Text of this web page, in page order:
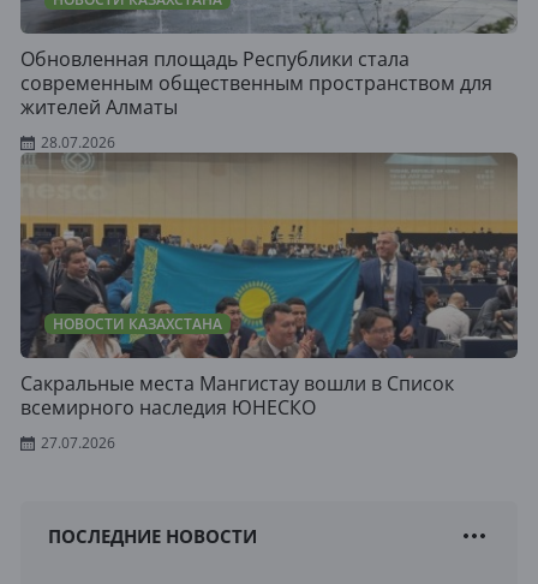
Обновленная площадь Республики стала
современным общественным пространством для
жителей Алматы
28.07.2026
НОВОСТИ КАЗАХСТАНА
Сакральные места Мангистау вошли в Список
всемирного наследия ЮНЕСКО
27.07.2026
ПОСЛЕДНИЕ НОВОСТИ